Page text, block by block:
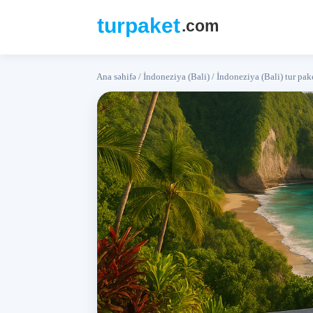
Ana səhifə / İndoneziya (Bali) / İndoneziya (Bali) tur